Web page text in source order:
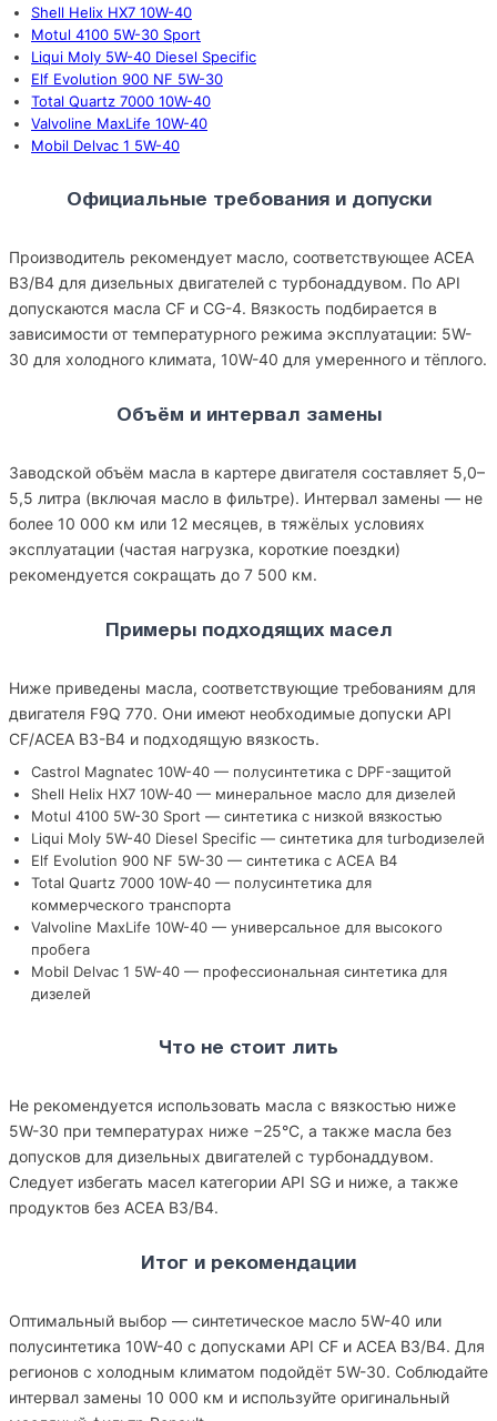
Shell Helix HX7 10W-40
Motul 4100 5W-30 Sport
Liqui Moly 5W-40 Diesel Specific
Elf Evolution 900 NF 5W-30
Total Quartz 7000 10W-40
Valvoline MaxLife 10W-40
Mobil Delvac 1 5W-40
Официальные требования и допуски
Производитель рекомендует масло, соответствующее ACEA
B3/B4 для дизельных двигателей с турбонаддувом. По API
допускаются масла CF и CG-4. Вязкость подбирается в
зависимости от температурного режима эксплуатации: 5W-
30 для холодного климата, 10W-40 для умеренного и тёплого.
Объём и интервал замены
Заводской объём масла в картере двигателя составляет 5,0–
5,5 литра (включая масло в фильтре). Интервал замены — не
более 10 000 км или 12 месяцев, в тяжёлых условиях
эксплуатации (частая нагрузка, короткие поездки)
рекомендуется сокращать до 7 500 км.
Примеры подходящих масел
Ниже приведены масла, соответствующие требованиям для
двигателя F9Q 770. Они имеют необходимые допуски API
CF/ACEA B3-B4 и подходящую вязкость.
Castrol Magnatec 10W-40 — полусинтетика с DPF-защитой
Shell Helix HX7 10W-40 — минеральное масло для дизелей
Motul 4100 5W-30 Sport — синтетика с низкой вязкостью
Liqui Moly 5W-40 Diesel Specific — синтетика для turboдизелей
Elf Evolution 900 NF 5W-30 — синтетика с ACEA B4
Total Quartz 7000 10W-40 — полусинтетика для
коммерческого транспорта
Valvoline MaxLife 10W-40 — универсальное для высокого
пробега
Mobil Delvac 1 5W-40 — профессиональная синтетика для
дизелей
Что не стоит лить
Не рекомендуется использовать масла с вязкостью ниже
5W-30 при температурах ниже −25°C, а также масла без
допусков для дизельных двигателей с турбонаддувом.
Следует избегать масел категории API SG и ниже, а также
продуктов без ACEA B3/B4.
Итог и рекомендации
Оптимальный выбор — синтетическое масло 5W-40 или
полусинтетика 10W-40 с допусками API CF и ACEA B3/B4. Для
регионов с холодным климатом подойдёт 5W-30. Соблюдайте
интервал замены 10 000 км и используйте оригинальный